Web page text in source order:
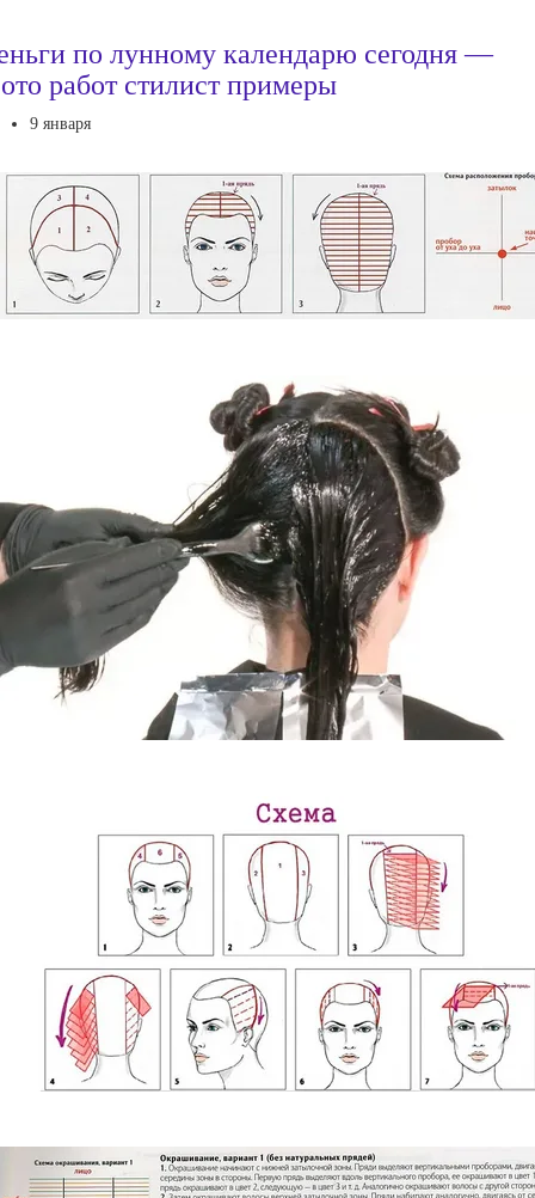
по лунному календарю сегодня —
работ стилист примеры
9 января